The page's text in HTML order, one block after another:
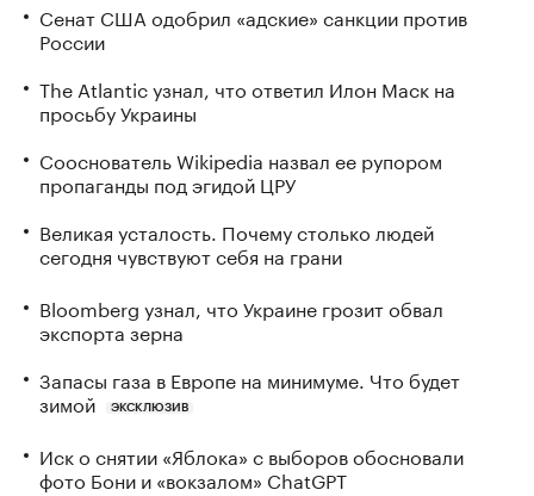
Сенат США одобрил «адские» санкции против
России
The Atlantic узнал, что ответил Илон Маск на
просьбу Украины
Сооснователь Wikipedia назвал ее рупором
пропаганды под эгидой ЦРУ
Великая усталость. Почему столько людей
сегодня чувствуют себя на грани
Bloomberg узнал, что Украине грозит обвал
экспорта зерна
Запасы газа в Европе на минимуме. Что будет
зимой
ЭКСКЛЮЗИВ
Иск о снятии «Яблока» с выборов обосновали
фото Бони и «вокзалом» ChatGPT